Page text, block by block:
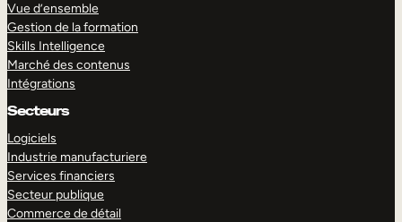
Vue d’ensemble
Gestion de la formation
Skills Intelligence
Marché des contenus
Intégrations
Secteurs
Logiciels
Industrie manufacturiere
Services financiers
Secteur publique
Commerce de détail